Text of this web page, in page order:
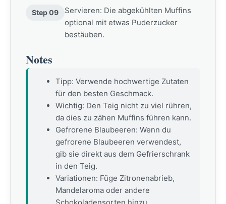
Step 09
Servieren: Die abgekühlten Muffins
optional mit etwas Puderzucker
bestäuben.
Notes
Tipp: Verwende hochwertige Zutaten
für den besten Geschmack.
Wichtig: Den Teig nicht zu viel rühren,
da dies zu zähen Muffins führen kann.
Gefrorene Blaubeeren: Wenn du
gefrorene Blaubeeren verwendest,
gib sie direkt aus dem Gefrierschrank
in den Teig.
Variationen: Füge Zitronenabrieb,
Mandelaroma oder andere